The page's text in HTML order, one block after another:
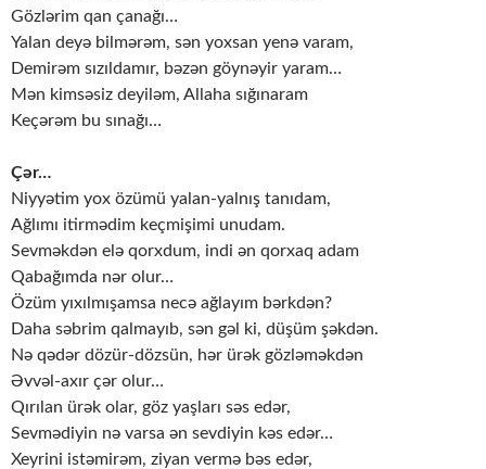
Gözlərim qan çanağı…
Yalan deyə bilmərəm, sən yoxsan yenə varam,
Demirəm sızıldamır, bəzən göynəyir yaram…
Mən kimsəsiz deyiləm, Allaha sığınaram
Keçərəm bu sınağı…
Çər…
Niyyətim yox özümü yalan-yalnış tanıdam,
Ağlımı itirmədim keçmişimi unudam.
Sevməkdən elə qorxdum, indi ən qorxaq adam
Qabağımda nər olur…
Özüm yıxılmışamsa necə ağlayım bərkdən?
Daha səbrim qalmayıb, sən gəl ki, düşüm şəkdən.
Nə qədər dözür-dözsün, hər ürək gözləməkdən
Əvvəl-axır çər olur…
Qırılan ürək olar, göz yaşları səs edər,
Sevmədiyin nə varsa ən sevdiyin kəs edər…
Xeyrini istəmirəm, ziyan vermə bəs edər,